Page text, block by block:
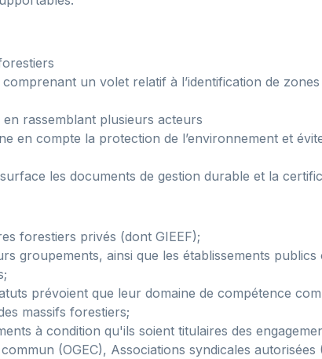
un volet relatif à l’identification de
rassemblant plusieurs acteurs
en compte la protection de l’environnement et
les documents de gestion durable et la
forestiers privés (dont GIEEF);
groupements, ainsi que les établissements
prévoient que leur domaine de compétence
massifs forestiers;
à condition qu'ils soient titulaires des
(OGEC), Associations syndicales